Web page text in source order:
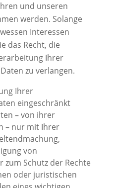
und unseren
werden. Solange
Interessen
das Recht, die
Ihrer
zu verlangen.
Ihrer
eingeschränkt
– von ihrer
– nur mit Ihrer
von
zum Schutz der Rechte
oder juristischen